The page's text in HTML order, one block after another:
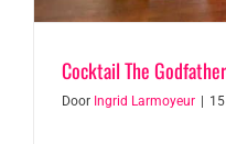
Cocktail The Godfather
Door Ingrid Larmoyeur